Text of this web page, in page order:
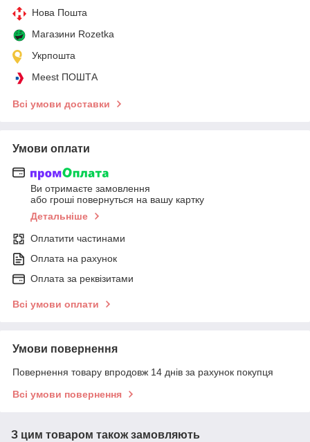
Нова Пошта
Магазини Rozetka
Укрпошта
Meest ПОШТА
Всі умови доставки
Умови оплати
Ви отримаєте замовлення
або гроші повернуться на вашу картку
Детальніше
Оплатити частинами
Оплата на рахунок
Оплата за реквізитами
Всі умови оплати
Умови повернення
Повернення товару впродовж 14 днів за рахунок покупця
Всі умови повернення
З цим товаром також замовляють